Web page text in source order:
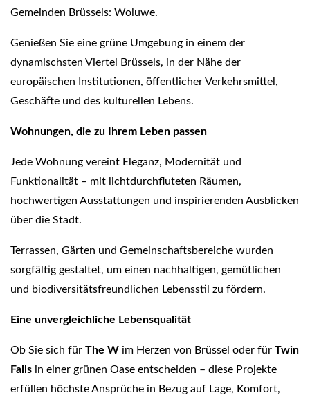
Gemeinden Brüssels: Woluwe.
Genießen Sie eine grüne Umgebung in einem der
dynamischsten Viertel Brüssels, in der Nähe der
europäischen Institutionen, öffentlicher Verkehrsmittel,
Geschäfte und des kulturellen Lebens.
Wohnungen, die zu Ihrem Leben passen
Jede Wohnung vereint Eleganz, Modernität und
Funktionalität – mit lichtdurchfluteten Räumen,
hochwertigen Ausstattungen und inspirierenden Ausblicken
über die Stadt.
Terrassen, Gärten und Gemeinschaftsbereiche wurden
sorgfältig gestaltet, um einen nachhaltigen, gemütlichen
und biodiversitätsfreundlichen Lebensstil zu fördern.
Eine unvergleichliche Lebensqualität
Ob Sie sich für The W im Herzen von Brüssel oder für Twin
Falls in einer grünen Oase entscheiden – diese Projekte
erfüllen höchste Ansprüche in Bezug auf Lage, Komfort,